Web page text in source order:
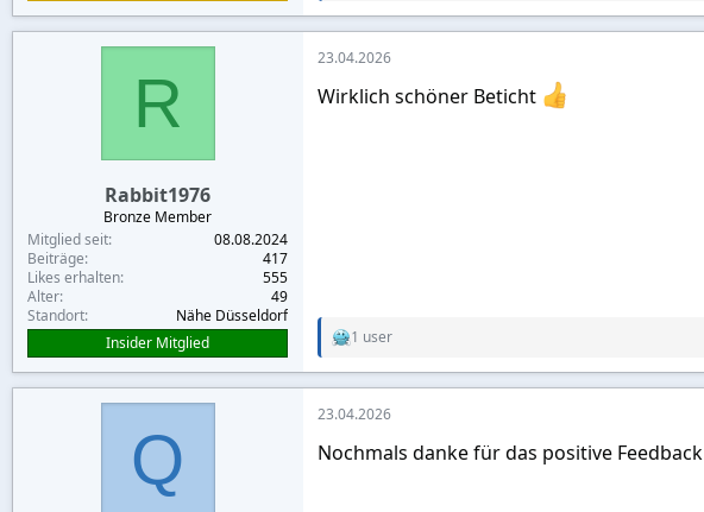
t
o
R
Rabbit1976
Bronze Member
Mitglied seit
08.08.2024
Beiträge
417
Likes erhalten
555
Alter
49
Standort
Nähe Düsseldorf
Insider Mitglied
23.04.2026
Wirklich schöner Beticht
R
t
o
1 user
Q
23.04.2026
Nochmals danke für das positive Feedback